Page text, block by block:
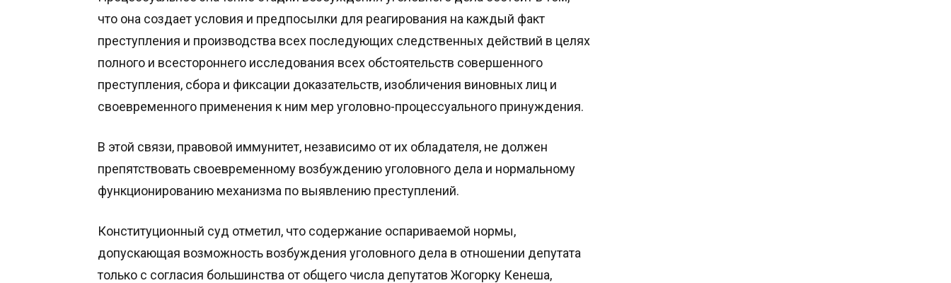
что она создает условия и предпосылки для реагирования на каждый факт
преступления и производства всех последующих следственных действий в целях
полного и всестороннего исследования всех обстоятельств совершенного
преступления, сбора и фиксации доказательств, изобличения виновных лиц и
своевременного применения к ним мер уголовно-процессуального принуждения.
В этой связи, правовой иммунитет, независимо от их обладателя, не должен
препятствовать своевременному возбуждению уголовного дела и нормальному
функционированию механизма по выявлению преступлений.
Конституционный суд отметил, что содержание оспариваемой нормы,
допускающая возможность возбуждения уголовного дела в отношении депутата
только с согласия большинства от общего числа депутатов Жогорку Кенеша,